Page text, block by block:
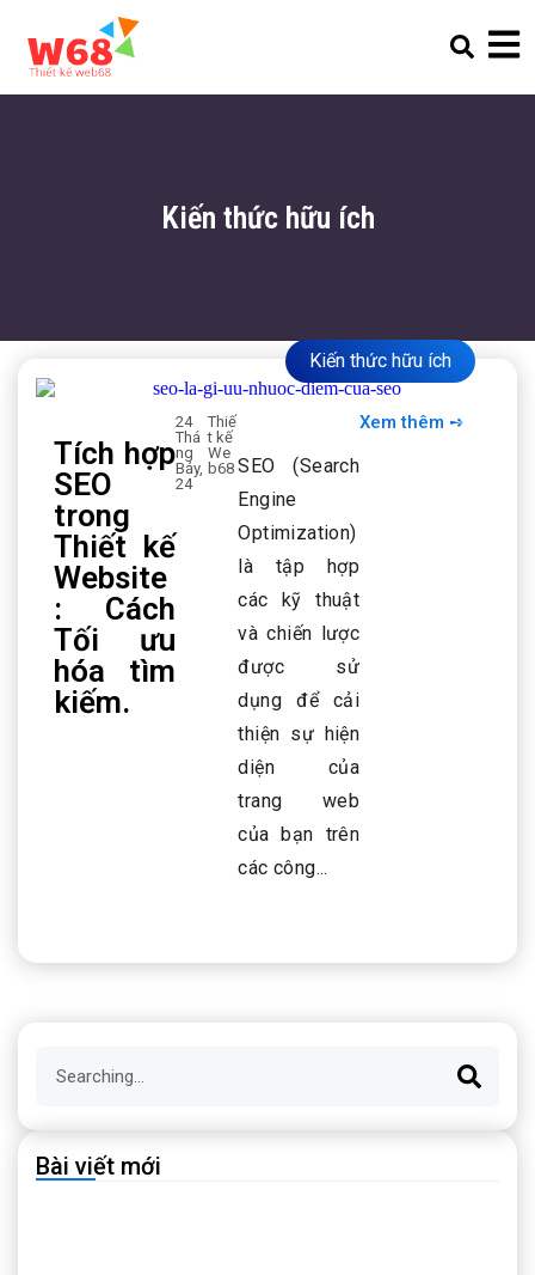
Kiến thức hữu ích
Kiến thức hữu ích
Tích hợp
SEO
trong
Thiết kế
Website
: Cách
Tối ưu
hóa tìm
kiếm.
24
Thá
ng
Bảy,
24
Thiế
t kế
We
b68 SEO (Search
Engine
Optimization)
là tập hợp
các kỹ thuật
và chiến lược
được sử
dụng để cải
thiện sự hiện
diện của
trang web
của bạn trên
các công...
Xem thêm ➺
Bài viết mới